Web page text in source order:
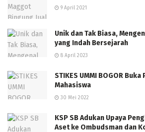
9 April 2021
Unik dan Tak Biasa,
yang Indah Bersejarah
8 April 2023
STIKES UMMI BOGOR
Mahasiswa
30 Mei 2022
KSP SB Adukan Upaya
Aset ke Ombudsman dan